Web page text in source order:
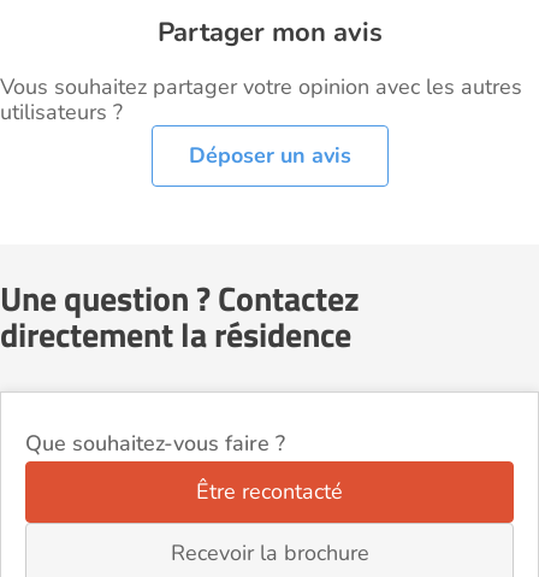
Partager mon avis
Vous souhaitez partager votre opinion avec les autres
utilisateurs ?
Déposer un avis
Une question ? Contactez
directement la résidence
Que souhaitez-vous faire ?
Être recontacté
Recevoir la brochure